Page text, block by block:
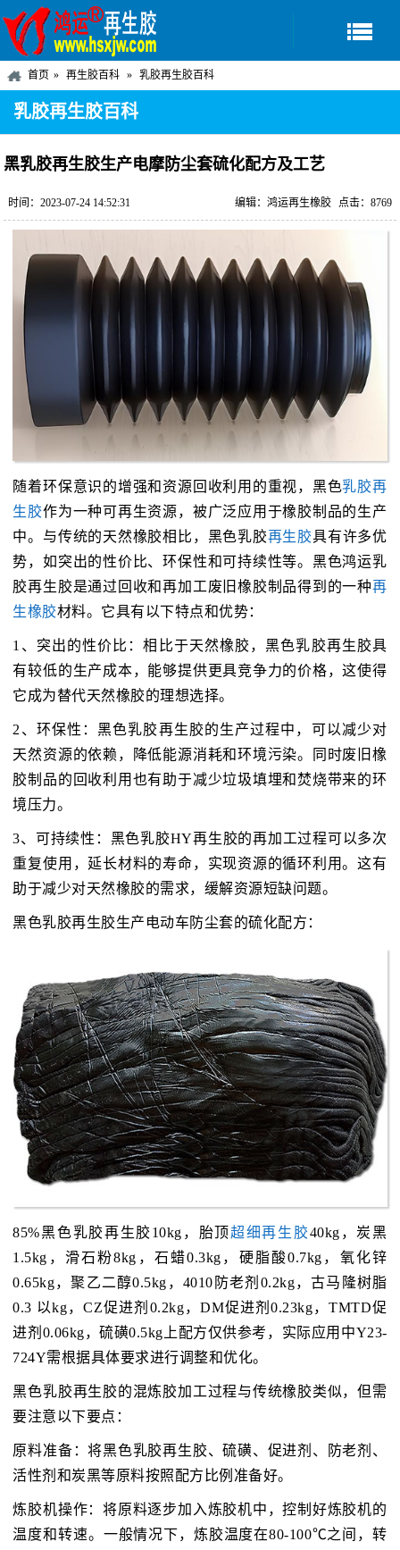
首页 再生胶百科 乳胶再生胶百科
乳胶再生胶百科
黑乳胶再生胶生产电摩防尘套硫化配方及工艺
时间：2023-07-24 14:52:31 点击：8769
编辑：鸿运再生橡胶
随着环保意识的增强和资源回收利用的重视，黑色乳胶再
生胶作为一种可再生资源，被广泛应用于橡胶制品的生产
中。与传统的天然橡胶相比，黑色乳胶再生胶具有许多优
势，如突出的性价比、环保性和可持续性等。黑色鸿运乳
胶再生胶是通过回收和再加工废旧橡胶制品得到的一种再
生橡胶材料。它具有以下特点和优势：
1、突出的性价比：相比于天然橡胶，黑色乳胶再生胶具
有较低的生产成本，能够提供更具竞争力的价格，这使得
它成为替代天然橡胶的理想选择。
2、环保性：黑色乳胶再生胶的生产过程中，可以减少对
天然资源的依赖，降低能源消耗和环境污染。同时废旧橡
胶制品的回收利用也有助于减少垃圾填埋和焚烧带来的环
境压力。
3、可持续性：黑色乳胶HY再生胶的再加工过程可以多次
重复使用，延长材料的寿命，实现资源的循环利用。这有
助于减少对天然橡胶的需求，缓解资源短缺问题。
黑色乳胶再生胶生产电动车防尘套的硫化配方：
85%黑色乳胶再生胶10kg，胎顶超细再生胶40kg，炭黑
1.5kg，滑石粉8kg，石蜡0.3kg，硬脂酸0.7kg，氧化锌
0.65kg，聚乙二醇0.5kg，4010防老剂0.2kg，古马隆树脂
0.3 以kg，CZ促进剂0.2kg，DM促进剂0.23kg，TMTD促
进剂0.06kg，硫磺0.5kg上配方仅供参考，实际应用中Y23-
724Y需根据具体要求进行调整和优化。
黑色乳胶再生胶的混炼胶加工过程与传统橡胶类似，但需
要注意以下要点：
原料准备：将黑色乳胶再生胶、硫磺、促进剂、防老剂、
活性剂和炭黑等原料按照配方比例准备好。
炼胶机操作：将原料逐步加入炼胶机中，控制好炼胶机的
温度和转速。一般情况下，炼胶温度在80-100℃之间，转